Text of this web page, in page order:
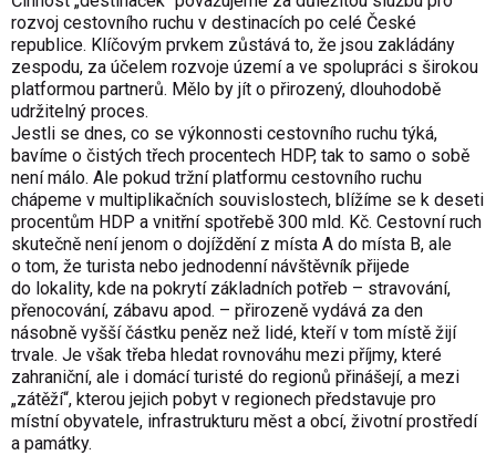
rozvoj cestovního ruchu v destinacích po celé České
republice. Klíčovým prvkem zůstává to, že jsou zakládány
zespodu, za účelem rozvoje území a ve spolupráci s širokou
platformou partnerů. Mělo by jít o přirozený, dlouhodobě
udržitelný proces.
Jestli se dnes, co se výkonnosti cestovního ruchu týká,
bavíme o čistých třech procentech HDP, tak to samo o sobě
není málo. Ale pokud tržní platformu cestovního ruchu
chápeme v multiplikačních souvislostech, blížíme se k deseti
procentům HDP a vnitřní spotřebě 300 mld. Kč. Cestovní ruch
skutečně není jenom o dojíždění z místa A do místa B, ale
o tom, že turista nebo jednodenní návštěvník přijede
do lokality, kde na pokrytí základních potřeb – stravování,
přenocování, zábavu apod. – přirozeně vydává za den
násobně vyšší částku peněz než lidé, kteří v tom místě žijí
trvale. Je však třeba hledat rovnováhu mezi příjmy, které
zahraniční, ale i domácí turisté do regionů přinášejí, a mezi
„zátěží“, kterou jejich pobyt v regionech představuje pro
místní obyvatele, infrastrukturu měst a obcí, životní prostředí
a památky.